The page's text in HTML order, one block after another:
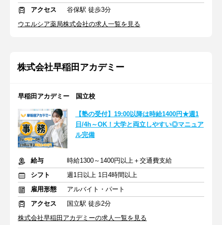
アクセス
谷保駅 徒歩3分
ウエルシア薬局株式会社の求人一覧を見る
株式会社早稲田アカデミー
早稲田アカデミー 国立校
【塾の受付】19:00以降は時給1400円★週1
日/4h～OK！大学と両立しやすい◎マニュア
ル完備
給与
時給1300～1400円以上＋交通費支給
シフト
週1日以上 1日4時間以上
雇用形態
アルバイト・パート
アクセス
国立駅 徒歩2分
株式会社早稲田アカデミーの求人一覧を見る